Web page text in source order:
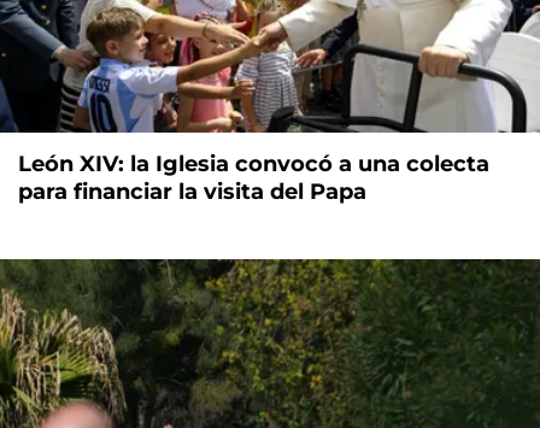
León XIV: la Iglesia convocó a una colecta
para financiar la visita del Papa